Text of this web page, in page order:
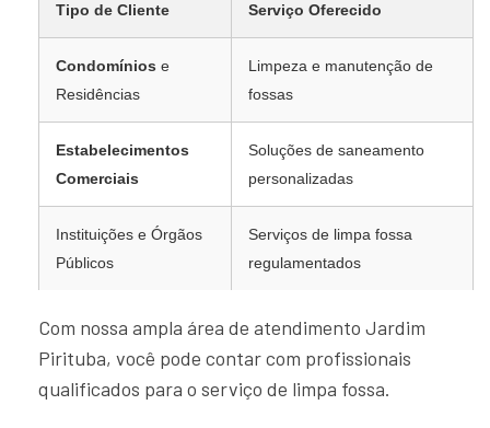
Tipo de Cliente Serviço Oferecido
Condomínios e
Residências
Limpeza e manutenção de
fossas
Estabelecimentos
Comerciais
Soluções de saneamento
personalizadas
Instituições e Órgãos
Públicos
Serviços de limpa fossa
regulamentados
Com nossa ampla área de atendimento Jardim
Pirituba, você pode contar com profissionais
qualificados para o serviço de limpa fossa.